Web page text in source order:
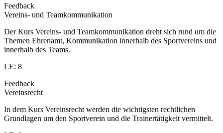
Feedback
Vereins- und Teamkommunikation
Der Kurs Vereins- und Teamkommunikation dreht sich rund um die
Themen Ehrenamt, Kommunikation innerhalb des Sportvereins und
innerhalb des Teams.
LE: 8
Feedback
Vereinsrecht
In dem Kurs Vereinsrecht werden die wichtigsten rechtlichen
Grundlagen um den Sportverein und die Trainertätigkeit vermittelt.